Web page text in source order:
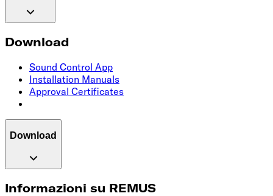
Download
Sound Control App
Installation Manuals
Approval Certificates
Download
Informazioni su REMUS